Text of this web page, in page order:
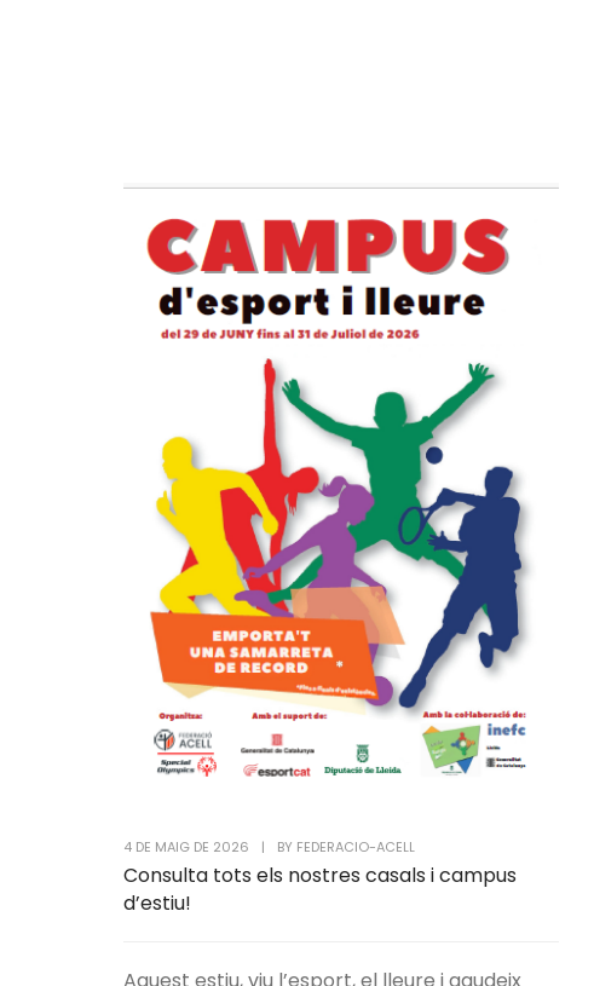
4 DE MAIG DE 2026 | BY FEDERACIO-ACELL
Consulta tots els nostres casals i campus
d’estiu!
Aquest estiu, viu l’esport, el lleure i gaudeix